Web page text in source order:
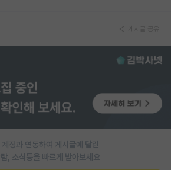
계정과 연동하여 게시글에 달린
, 소식등을 빠르게 받아보세요